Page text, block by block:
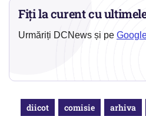
Fiți la curent cu
Urmăriți DCNews și pe
diicot comisie arhiva